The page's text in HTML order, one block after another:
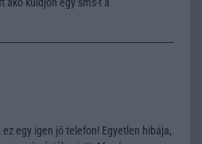
egy igen jó telefon! Egyetlen hibája,